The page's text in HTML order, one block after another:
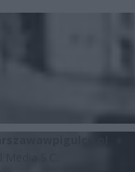
S.C.